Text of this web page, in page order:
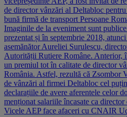
de director vânzări al Deltabloc
bună firmă de transport Persoane
Imaginile de la eveniment sunt
prezentat și în septembrie 2018,
asemănător Aureliei Surulescu,
Autorității Rutiere Române. Anterior,
un premiul tot în calitate de director
România. Astfel, rezultă că Zsombor
de vânzări al firmei Deltabloc cel
declarațiile de avere aferentele celor
menționat salariile încasate ca
Vicele AEP face afaceri cu CNAIR